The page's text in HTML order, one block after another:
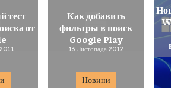
тест
от
Новини
Как добавить
фильтры в поиск
Google Play
13 Листопада 2012